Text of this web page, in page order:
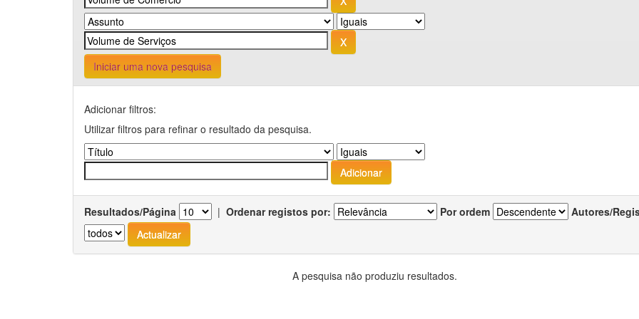
Iniciar uma nova pesquisa
Adicionar filtros:
Utilizar filtros para refinar o resultado da pesquisa.
Resultados/Página | Ordenar registos por: Por ordem Autores/
A pesquisa não produziu resultados.